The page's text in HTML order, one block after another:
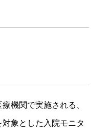
機関で実施される、
象とした入院モニタ